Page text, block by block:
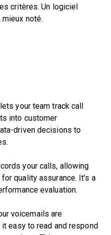
critères. Un logiciel
noté.
your team track call
into customer
driven decisions to
your calls, allowing
quality assurance. It's a
evaluation.
voicemails are
easy to read and respond